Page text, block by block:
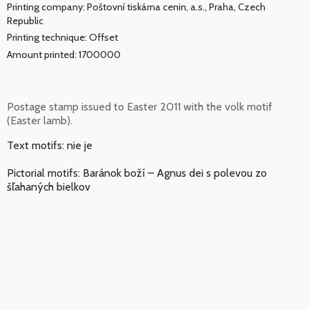
Printing company: Poštovní tiskárna cenin, a.s., Praha, Czech
Republic
Printing technique: Offset
Amount printed: 1700000
Postage stamp issued to Easter 2011 with the volk motif
(Easter lamb).
Text motifs: nie je
Pictorial motifs: Baránok boží – Agnus dei s polevou zo
šľahaných bielkov